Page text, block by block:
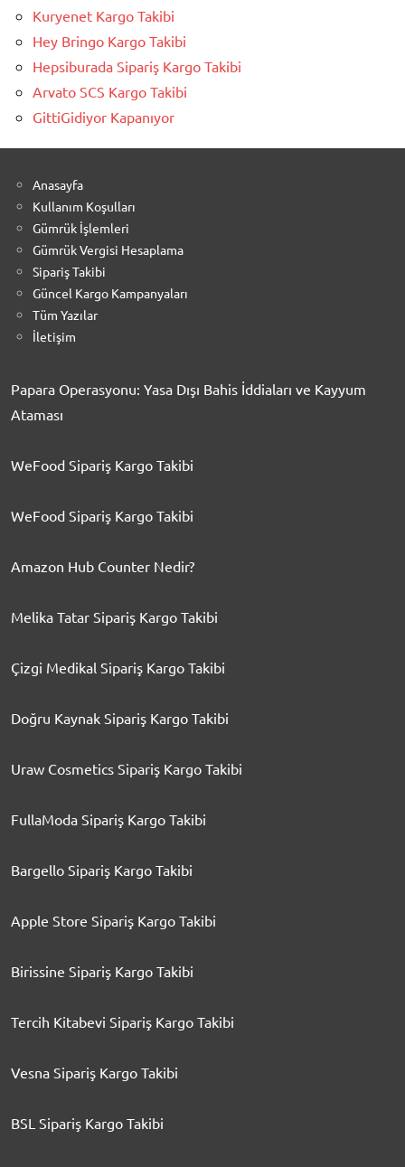
Kuryenet Kargo Takibi
Hey Bringo Kargo Takibi
Hepsiburada Sipariş Kargo Takibi
Arvato SCS Kargo Takibi
GittiGidiyor Kapanıyor
Anasayfa
Kullanım Koşulları
Gümrük İşlemleri
Gümrük Vergisi Hesaplama
Sipariş Takibi
Güncel Kargo Kampanyaları
Tüm Yazılar
İletişim
Papara Operasyonu: Yasa Dışı Bahis İddiaları ve Kayyum
Ataması
WeFood Sipariş Kargo Takibi
WeFood Sipariş Kargo Takibi
Amazon Hub Counter Nedir?
Melika Tatar Sipariş Kargo Takibi
Çizgi Medikal Sipariş Kargo Takibi
Doğru Kaynak Sipariş Kargo Takibi
Uraw Cosmetics Sipariş Kargo Takibi
FullaModa Sipariş Kargo Takibi
Bargello Sipariş Kargo Takibi
Apple Store Sipariş Kargo Takibi
Birissine Sipariş Kargo Takibi
Tercih Kitabevi Sipariş Kargo Takibi
Vesna Sipariş Kargo Takibi
BSL Sipariş Kargo Takibi